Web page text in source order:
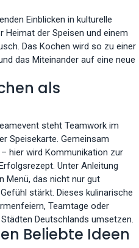
Einblicken in kulturelle
Heimat der Speisen und einem
Das Kochen wird so zu einer
das Miteinander auf eine neue
als
steht Teamwork im
Speisekarte. Gemeinsam
hier wird Kommunikation zur
Unter Anleitung
Menü, das nicht nur gut
stärkt. Dieses kulinarische
Teamtage oder
Deutschlands umsetzen.
Beliebte Ideen